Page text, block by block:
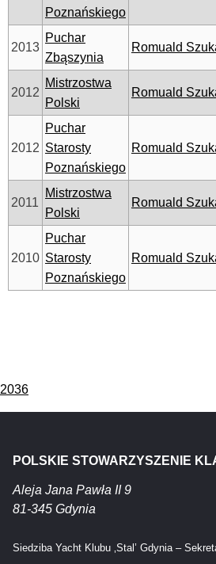
Poznańskiego
2013
Puchar
Zbąszynia
Romuald
2012
Mistrzostwa
Polski
Romuald
2012
Puchar
Starosty
Poznańskiego
Romuald
2011
Mistrzostwa
Polski
Romuald
2010
Puchar
Starosty
Poznańskiego
Romuald
Nawigacja
wpisu
2036
POLSKIE STOWARZYSZENIE
Aleja Jana Pawła II 9
81-345 Gdynia
Siedziba Yacht Klubu ‚Stal’ Gdynia –